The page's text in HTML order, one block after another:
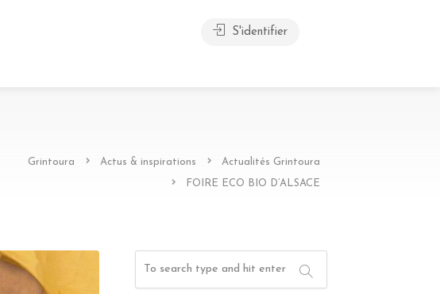
S'identifier
Grintoura Actus & inspirations Actualités Grintoura
FOIRE ECO BIO D’ALSACE